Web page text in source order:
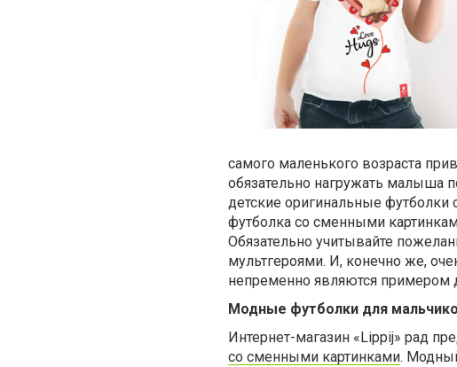
самого маленького возраста
обязательно нагружать малыша
детские оригинальные футболки
футболка со сменными
Обязательно учитывайте
мультгероями. И, конечно же,
непременно являются примером
Модные футболки для
Интернет-магазин «Lippij» рад
со сменными картинками.